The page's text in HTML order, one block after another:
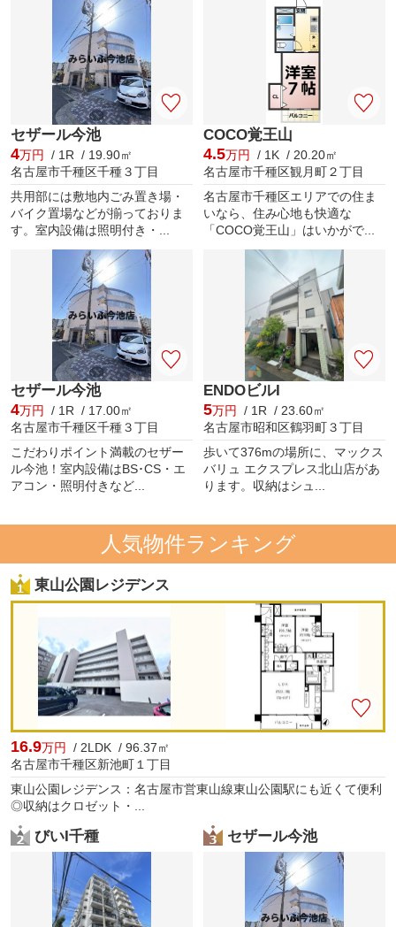
セザール今池
4万円
/ 1R / 19.90㎡
名古屋市千種区千種３丁目
共用部には敷地内ごみ置き場・
バイク置場などが揃っておりま
す。室内設備は照明付き・...
COCO覚王山
4.5万円
/ 1K / 20.20㎡
名古屋市千種区観月町２丁目
名古屋市千種区エリアでの住ま
いなら、住み心地も快適な
「COCO覚王山」はいかがで...
セザール今池
4万円
/ 1R / 17.00㎡
名古屋市千種区千種３丁目
こだわりポイント満載のセザー
ル今池！室内設備はBS･CS・エ
アコン・照明付きなど...
ENDOビルI
5万円
/ 1R / 23.60㎡
名古屋市昭和区鶴羽町３丁目
歩いて376mの場所に、マックス
バリュ エクスプレス北山店があ
ります。収納はシュ...
人気物件ランキング
東山公園レジデンス
16.9万円
/ 2LDK / 96.37㎡
名古屋市千種区新池町１丁目
東山公園レジデンス：名古屋市営東山線東山公園駅にも近くて便利
◎収納はクロゼット・...
びいI千種 セザール今池